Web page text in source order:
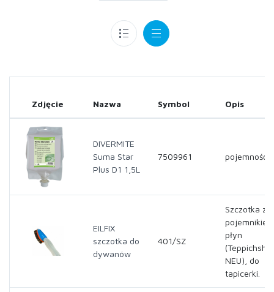
Zdjęcie Nazwa Symbol Opis
DIVERMITE
Suma Star
Plus D1 1,5L
7509961 pojemność-
EILFIX
szczotka do
dywanów
401/SZ
Szczotka z
płyn
NEU), do
tapicerki.